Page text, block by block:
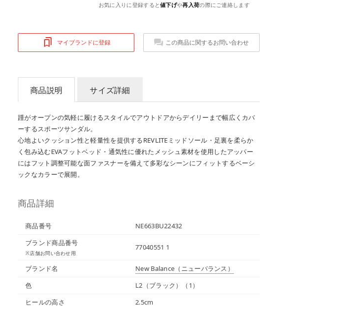
お気に入りに登録すると値下げや再入荷の際にご連絡します
マイブランドに登録 この商品に関するお問い合わせ
商品説明 サイズ詳細
踵がオープンの気軽に履けるスタイルでアウトドアからデイリーまで幅広くカバ
ーするスポーツサンダル。
心地よいクッション性と軽量性を提供するREVLITEミッドソール・足裏を柔らか
く包み込むEVAフットベッド・通気性に優れたメッシュ素材を使用したアッパー
にはフット調整可能な面ファスナーを備えて多彩なシーンにフィットするベーシ
ックなカラーで展開。
商品詳細
商品番号
NE663BU22432
ブランド商品番号
※店舗お問い合わせ用
77040551 1
ブランド名 New Balance （ニューバランス）
色
L2（ブラック）（1）
ヒールの高さ
2.5cm